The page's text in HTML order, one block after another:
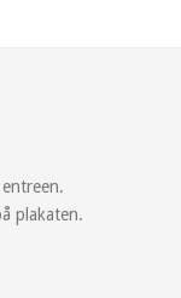
plakaten.